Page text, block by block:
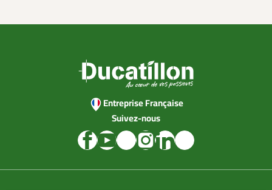
Entreprise Française
Suivez-nous